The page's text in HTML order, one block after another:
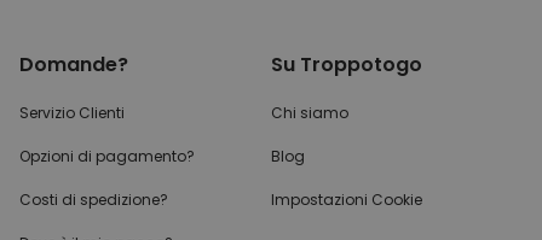
Domande?
Servizio Clienti
Opzioni di pagamento?
Costi di spedizione?
Su Troppotogo
Chi siamo
Blog
Impostazioni Cookie